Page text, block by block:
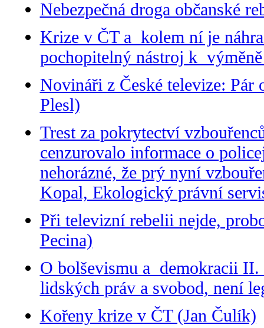
Nebezpečná droga občanské
Krize v ČT a kolem ní je
pochopitelný nástroj k
Novináři z České televize: Pár
Plesl)
Trest za pokrytectví
cenzurovalo informace o
nehorázné, že prý nyní
Kopal, Ekologický právní
Při televizní rebelii nejde,
Pecina)
O bolševismu a demokracii II.
lidských práv a svobod, není
Kořeny krize v ČT (Jan Čulík)